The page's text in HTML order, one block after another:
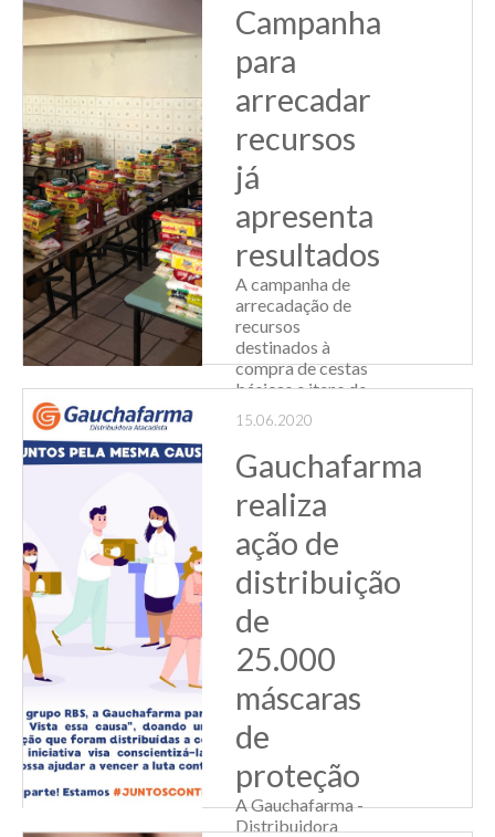
empresários do
setor atacadista e
distribuidor, que se
man...
Leia Mais
Campanha
para
arrecadar
recursos
já
apresenta
resultados
A campanha de
arrecadação de
recursos
destinados à
compra de cestas
básicas e itens de
primeira
necessidade
através do
programa Mesa
Brasil, idealizada
pelo
Sindiatacadistas, já
contemplou mais
de 300...
Leia Mais
15.06.2020
Gauchafarma
realiza
ação de
distribuição
de
25.000
máscaras
de
proteção
A Gauchafarma -
Distribuidora